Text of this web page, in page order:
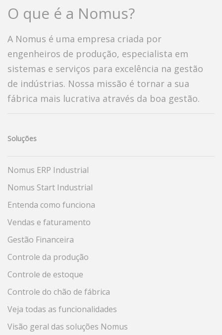
O que é a Nomus?
A Nomus é uma empresa criada por
engenheiros de produção, especialista em
sistemas e serviços para excelência na gestão
de indústrias. Nossa missão é tornar a sua
fábrica mais lucrativa através da boa gestão.
Soluções
Nomus ERP Industrial
Nomus Start Industrial
Entenda como funciona
Vendas e faturamento
Gestão Financeira
Controle da produção
Controle de estoque
Controle do chão de fábrica
Veja todas as funcionalidades
Visão geral das soluções Nomus